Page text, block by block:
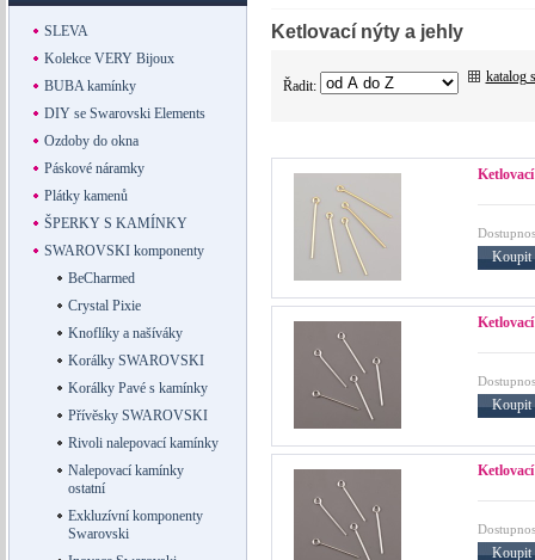
SLEVA
Kolekce VERY Bijoux
BUBA kamínky
DIY se Swarovski Elements
Ozdoby do okna
Páskové náramky
Plátky kamenů
ŠPERKY S KAMÍNKY
SWAROVSKI komponenty
BeCharmed
Crystal Pixie
Knoflíky a našíváky
Korálky SWAROVSKI
Korálky Pavé s kamínky
Přívěsky SWAROVSKI
Rivoli nalepovací kamínky
Nalepovací kamínky
ostatní
Exkluzívní komponenty
Swarovski
Ketlovací nýty a jehly
Řadit:
katalog
Koupit
Koupit
Koupit